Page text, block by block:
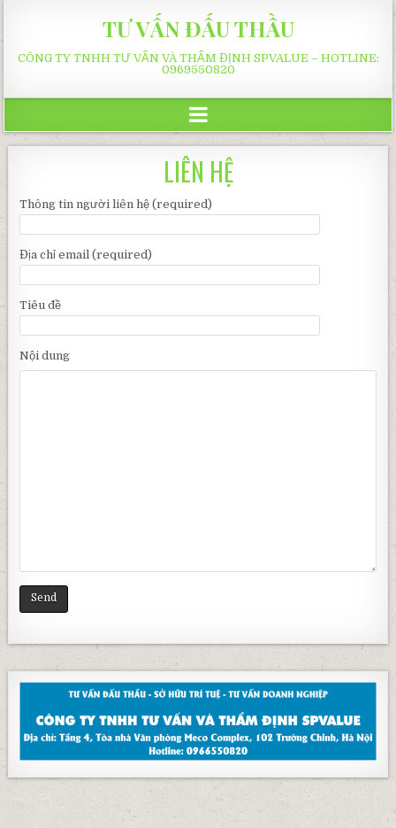
TƯ VẤN ĐẤU THẦU
CÔNG TY TNHH TƯ VẤN VÀ THẨM ĐỊNH SPVALUE – HOTLINE:
0969550820
LIÊN HỆ
Thông tin người liên hệ (required)
Địa chỉ email (required)
Tiêu đề
Nội dung